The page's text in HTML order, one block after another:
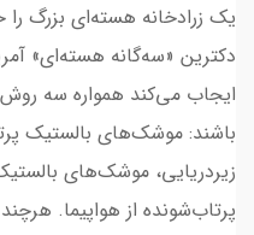
یک زرادخانه هسته‌ای بزرگ
دکترین «سه‌گانه هسته‌ای»
ایجاب می‌کند همواره سه روش
باشند: موشک‌های بالستیک
زیردریایی، موشک‌های
پرتاب‌شونده از هواپیما.